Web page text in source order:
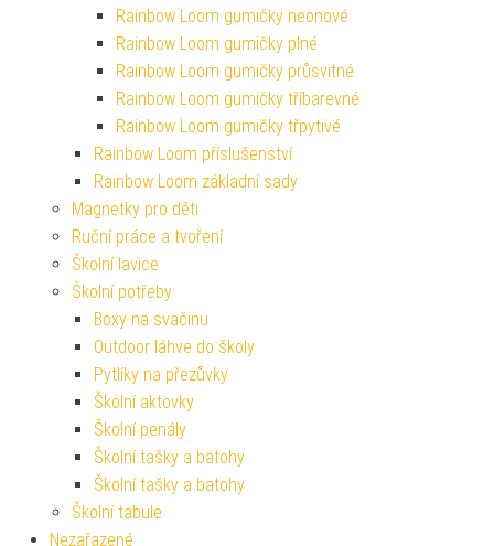
Rainbow Loom gumičky neonové
Rainbow Loom gumičky plné
Rainbow Loom gumičky průsvitné
Rainbow Loom gumičky tříbarevné
Rainbow Loom gumičky třpytivé
Rainbow Loom příslušenství
Rainbow Loom základní sady
Magnetky pro děti
Ruční práce a tvoření
Školní lavice
Školní potřeby
Boxy na svačinu
Outdoor láhve do školy
Pytlíky na přezůvky
Školní aktovky
Školní penály
Školní tašky a batohy
Školní tašky a batohy
Školní tabule
Nezařazené